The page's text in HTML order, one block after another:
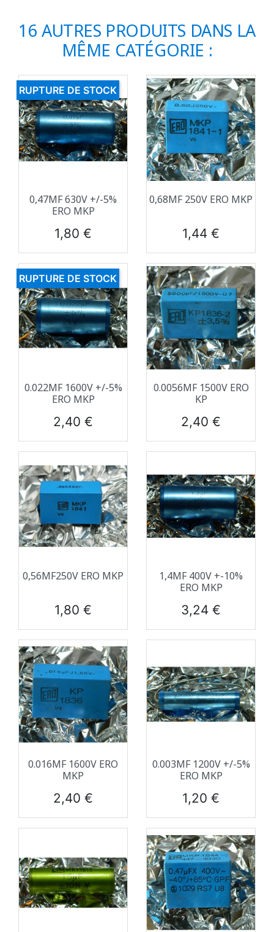
16 AUTRES PRODUITS DANS LA
MÊME CATÉGORIE :
0,47ΜF 630V +/-5%
ERO MKP
Prix
1,80 €
RUPTURE DE STOCK
0,68ΜF 250V ERO MKP
Prix
1,44 €
0.022ΜF 1600V +/-5%
ERO MKP
Prix
2,40 €
RUPTURE DE STOCK
0.0056ΜF 1500V ERO
KP
Prix
2,40 €
0,56ΜF250V ERO MKP
Prix
1,80 €
1,4ΜF 400V +-10%
ERO MKP
Prix
3,24 €
0.016ΜF 1600V ERO
MKP
Prix
2,40 €
0.003ΜF 1200V +/-5%
ERO MKP
Prix
1,20 €